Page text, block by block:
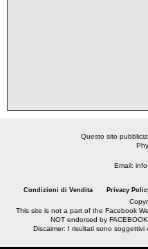
Questo sito
Email:
Condizioni di Vendita Privacy
This site is not a part of the Facebook
NOT endorsed by
Discaimer: I risultati sono